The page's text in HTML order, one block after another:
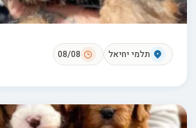
תלמי יחיאל 08/08